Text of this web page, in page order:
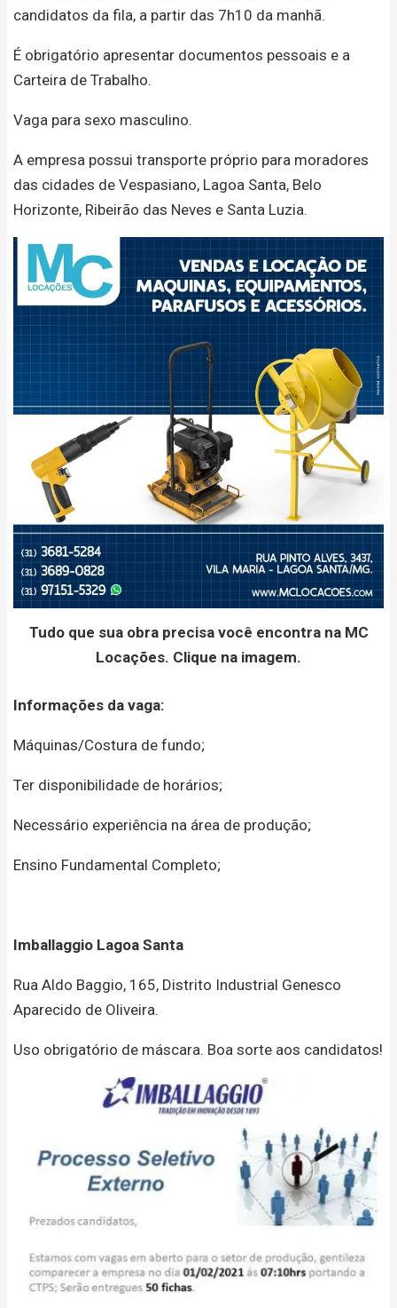
candidatos da fila, a partir das 7h10 da manhã.
É obrigatório apresentar documentos pessoais e a
Carteira de Trabalho.
Vaga para sexo masculino.
A empresa possui transporte próprio para moradores
das cidades de Vespasiano, Lagoa Santa, Belo
Horizonte, Ribeirão das Neves e Santa Luzia.
Tudo que sua obra precisa você encontra na MC
Locações. Clique na imagem.
Informações da vaga:
Máquinas/Costura de fundo;
Ter disponibilidade de horários;
Necessário experiência na área de produção;
Ensino Fundamental Completo;
Imballaggio Lagoa Santa
Rua Aldo Baggio, 165, Distrito Industrial Genesco
Aparecido de Oliveira.
Uso obrigatório de máscara. Boa sorte aos candidatos!